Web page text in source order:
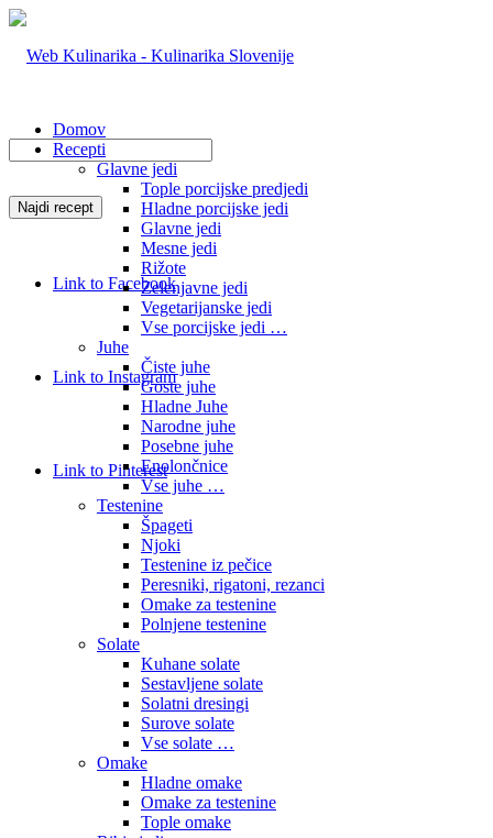
Link to Facebook
Link to Instagram
Link to Pinterest
Domov
Recepti
Glavne jedi
Tople porcijske predjedi
Hladne porcijske jedi
Glavne jedi
Mesne jedi
Rižote
Zelenjavne jedi
Vegetarijanske jedi
Vse porcijske jedi …
Juhe
Čiste juhe
Goste juhe
Hladne Juhe
Narodne juhe
Posebne juhe
Enolončnice
Vse juhe …
Testenine
Špageti
Njoki
Testenine iz pečice
Peresniki, rigatoni, rezanci
Omake za testenine
Polnjene testenine
Solate
Kuhane solate
Sestavljene solate
Solatni dresingi
Surove solate
Vse solate …
Omake
Hladne omake
Omake za testenine
Tople omake